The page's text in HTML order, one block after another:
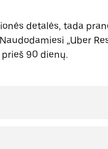
detalės, tada
„Uber
90 dienų.